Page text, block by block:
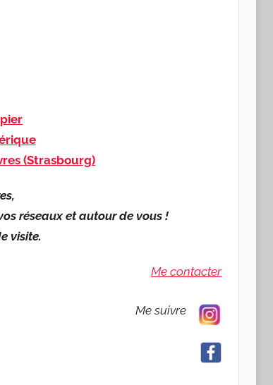
(Strasbourg)
réseaux et autour de vous !
visite.
Me contacter
Me suivre